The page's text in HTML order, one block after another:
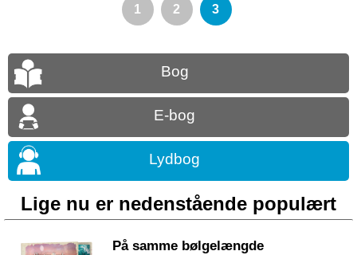
1 2 3
Bog
E-bog
Lydbog
Lige nu er nedenstående populært
På samme bølgelængde